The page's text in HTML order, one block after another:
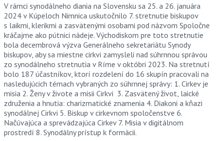
V rámci synodálneho diania na Slovensku sa 25. a 26. januára
2024 v Kúpeloch Nimnica uskutočnilo 7. stretnutie biskupov
s laikmi, klerikmi a zasvätenými osobami pod názvom Spoločne
kráčajme ako pútnici nádeje. Východiskom pre toto stretnutie
bola decembrová výzva Generálneho sekretariátu Synody
biskupov, aby sa miestne cirkvi zamysleli nad súhrnnou správou
zo synodálneho stretnutia v Ríme v októbri 2023. Na stretnutí
bolo 187 účastníkov, ktorí rozdelení do 16 skupín pracovali na
nasledujúcich témach vybraných zo súhrnnej správy: 1. Cirkev je
misia 2. Ženy v živote a misii Cirkvi 3. Zasvätený život, laické
združenia a hnutia: charizmatické znamenia 4. Diakoni a kňazi
synodálnej Cirkvi 5. Biskup v cirkevnom spoločenstve 6.
Načúvajúca a sprevádzajúca Cirkev 7. Misia v digitálnom
prostredí 8. Synodálny prístup k formácii.